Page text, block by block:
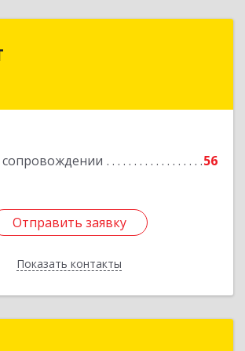
56
Отправить заявку
Показать контакты
обл, Зерноградский р-н,
Отправить заявку
Назад